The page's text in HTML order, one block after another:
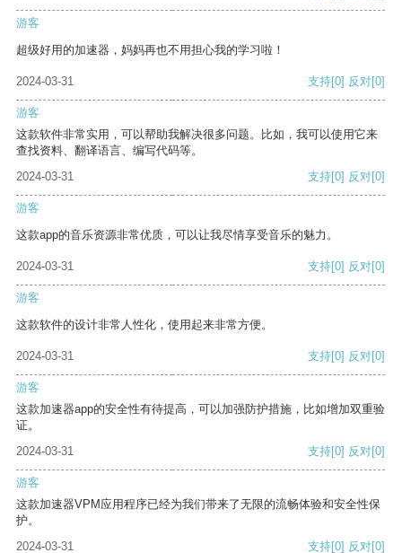
游客
超级好用的加速器，妈妈再也不用担心我的学习啦！
2024-03-31 支持[0] 反对[0]
游客
这款软件非常实用，可以帮助我解决很多问题。比如，我可以使用它来
查找资料、翻译语言、编写代码等。
2024-03-31
支持[0] 反对[0]
游客
这款app的音乐资源非常优质，可以让我尽情享受音乐的魅力。
2024-03-31 支持[0] 反对[0]
游客
这款软件的设计非常人性化，使用起来非常方便。
2024-03-31 支持[0] 反对[0]
游客
这款加速器app的安全性有待提高，可以加强防护措施，比如增加双重验
证。
2024-03-31
支持[0] 反对[0]
游客
这款加速器VPM应用程序已经为我们带来了无限的流畅体验和安全性保
护。
2024-03-31
支持[0] 反对[0]